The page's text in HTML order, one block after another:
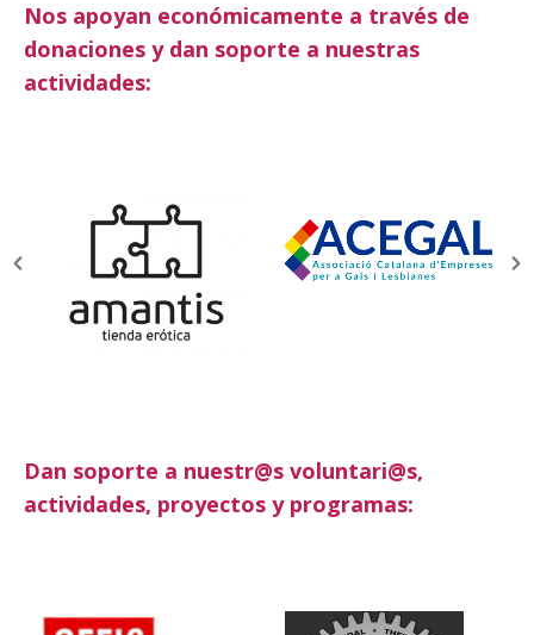
Nos apoyan económicamente a través de
donaciones y dan soporte a nuestras
actividades:
Dan soporte a nuestr@s voluntari@s,
actividades, proyectos y programas: